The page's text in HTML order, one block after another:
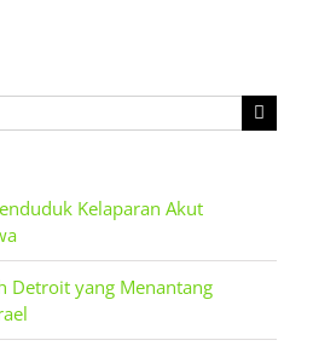
Kelaparan Akut
Detroit yang Menantang